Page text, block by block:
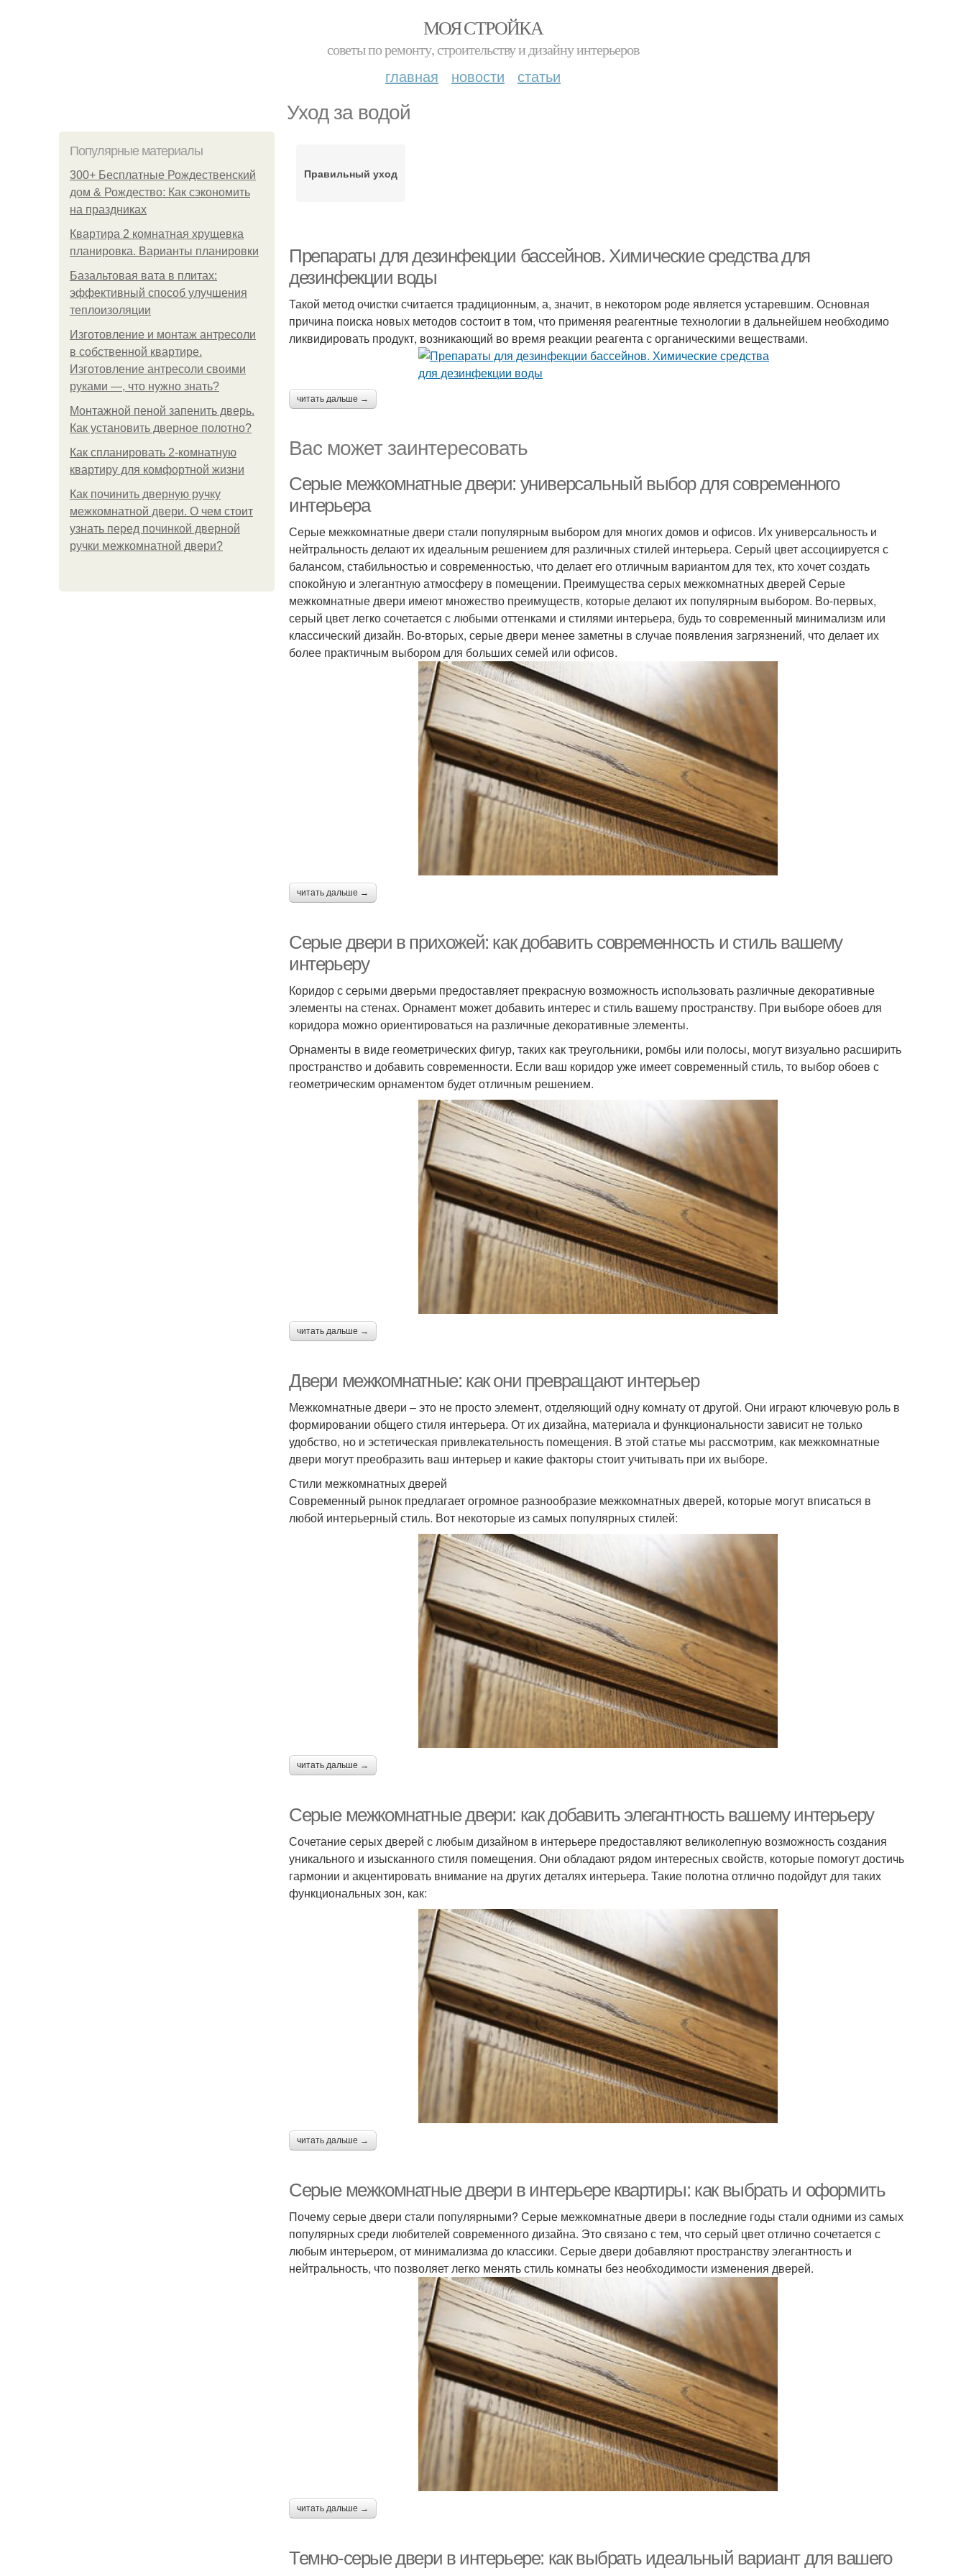
МОЯ СТРОЙКА
советы по ремонту, строительству и дизайну интерьеров
главная новости статьи
Уход за водой
Популярные материалы
300+ Бесплатные Рождественский
дом & Рождество: Как сэкономить
на праздниках
Квартира 2 комнатная хрущевка
планировка. Варианты планировки
Базальтовая вата в плитах:
эффективный способ улучшения
теплоизоляции
Изготовление и монтаж антресоли
в собственной квартире.
Изготовление антресоли своими
руками —, что нужно знать?
Монтажной пеной запенить дверь.
Как установить дверное полотно?
Как спланировать 2-комнатную
квартиру для комфортной жизни
Как починить дверную ручку
межкомнатной двери. О чем стоит
узнать перед починкой дверной
ручки межкомнатной двери?
Правильный уход
Препараты для дезинфекции бассейнов. Химические средства для
дезинфекции воды
Такой метод очистки считается традиционным, а, значит, в некотором роде является устаревшим. Основная
причина поиска новых методов состоит в том, что применяя реагентные технологии в дальнейшем необходимо
ликвидировать продукт, возникающий во время реакции реагента с органическими веществами.
читать дальше →
Вас может заинтересовать
Серые межкомнатные двери: универсальный выбор для современного
интерьера
Серые межкомнатные двери стали популярным выбором для многих домов и офисов. Их универсальность и
нейтральность делают их идеальным решением для различных стилей интерьера. Серый цвет ассоциируется с
балансом, стабильностью и современностью, что делает его отличным вариантом для тех, кто хочет создать
спокойную и элегантную атмосферу в помещении. Преимущества серых межкомнатных дверей Серые
межкомнатные двери имеют множество преимуществ, которые делают их популярным выбором. Во-первых,
серый цвет легко сочетается с любыми оттенками и стилями интерьера, будь то современный минимализм или
классический дизайн. Во-вторых, серые двери менее заметны в случае появления загрязнений, что делает их
более практичным выбором для больших семей или офисов.
читать дальше →
Серые двери в прихожей: как добавить современность и стиль вашему
интерьеру
Коридор с серыми дверьми предоставляет прекрасную возможность использовать различные декоративные
элементы на стенах. Орнамент может добавить интерес и стиль вашему пространству. При выборе обоев для
коридора можно ориентироваться на различные декоративные элементы.
Орнаменты в виде геометрических фигур, таких как треугольники, ромбы или полосы, могут визуально расширить
пространство и добавить современности. Если ваш коридор уже имеет современный стиль, то выбор обоев с
геометрическим орнаментом будет отличным решением.
читать дальше →
Двери межкомнатные: как они превращают интерьер
Межкомнатные двери – это не просто элемент, отделяющий одну комнату от другой. Они играют ключевую роль в
формировании общего стиля интерьера. От их дизайна, материала и функциональности зависит не только
удобство, но и эстетическая привлекательность помещения. В этой статье мы рассмотрим, как межкомнатные
двери могут преобразить ваш интерьер и какие факторы стоит учитывать при их выборе.
Стили межкомнатных дверей
Современный рынок предлагает огромное разнообразие межкомнатных дверей, которые могут вписаться в
любой интерьерный стиль. Вот некоторые из самых популярных стилей:
читать дальше →
Серые межкомнатные двери: как добавить элегантность вашему интерьеру
Сочетание серых дверей с любым дизайном в интерьере предоставляют великолепную возможность создания
уникального и изысканного стиля помещения. Они обладают рядом интересных свойств, которые помогут достичь
гармонии и акцентировать внимание на других деталях интерьера. Такие полотна отлично подойдут для таких
функциональных зон, как:
читать дальше →
Серые межкомнатные двери в интерьере квартиры: как выбрать и оформить
Почему серые двери стали популярными? Серые межкомнатные двери в последние годы стали одними из самых
популярных среди любителей современного дизайна. Это связано с тем, что серый цвет отлично сочетается с
любым интерьером, от минимализма до классики. Серые двери добавляют пространству элегантность и
нейтральность, что позволяет легко менять стиль комнаты без необходимости изменения дверей.
читать дальше →
Темно-серые двери в интерьере: как выбрать идеальный вариант для вашего